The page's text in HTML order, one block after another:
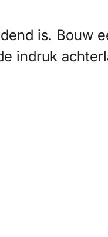
is. Bouw
indruk